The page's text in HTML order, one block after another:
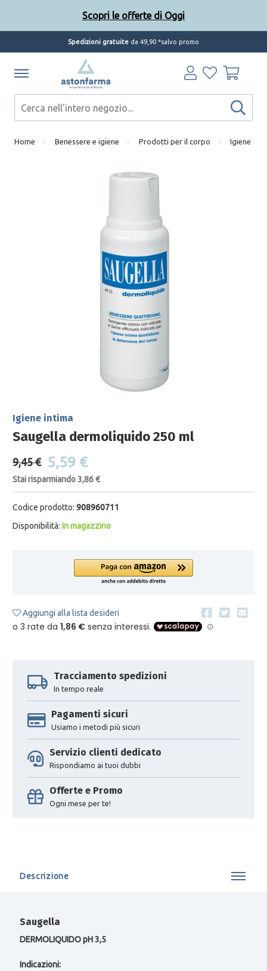
Spedizioni gratuite da 49,90 *salvo promo
Home Benessere e igiene Prodotti per il corpo Igiene
Igiene intima
Saugella dermoliquido 250 ml
9,45 € 5,59 €
Stai risparmiando 3,86 €
Codice prodotto: 908960711
Disponibilità: In magazzino
Aggiungi alla lista desideri
Tracciamento spedizioni
In tempo reale
Pagamenti sicuri
Usiamo i metodi più sicuri
Servizio clienti dedicato
Rispondiamo ai tuoi dubbi
Offerte e Promo
Ogni mese per te!
Descrizione
Saugella
DERMOLIQUIDO pH 3,5
Indicazioni:
Scopri le offerte di Oggi